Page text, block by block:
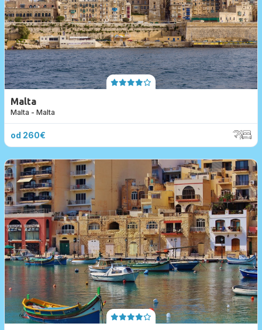
Malta
Malta - Malta
od 260€